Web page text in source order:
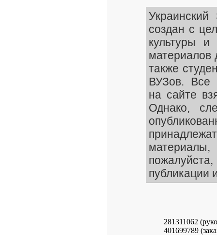
создан с
культуры и
материалов
также
ВУЗов. Все
на сайте
Однако,
публикации
281311062
401699789